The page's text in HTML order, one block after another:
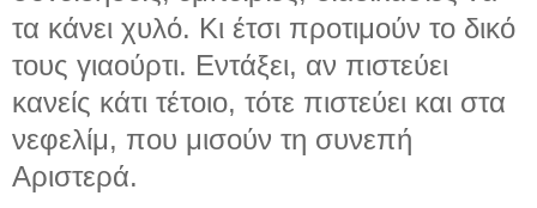
τα κάνει χυλό. Κι έτσι προτιμούν το δικό
τους γιαούρτι. Εντάξει, αν πιστεύει
κανείς κάτι τέτοιο, τότε πιστεύει και στα
νεφελίμ, που μισούν τη συνεπή
Αριστερά.